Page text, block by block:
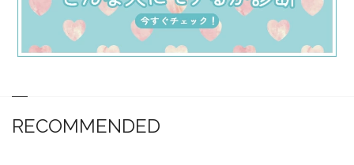
RECOMMENDED